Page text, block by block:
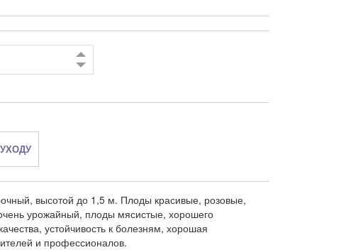
высотой до 1,5 м. Плоды красивые, розовые,
урожайный, плоды мясистые, хорошего
устойчивость к болезням, хорошая
и профессионалов.